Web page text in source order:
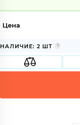
Цена
НАЛИЧИЕ: 2 ШТ